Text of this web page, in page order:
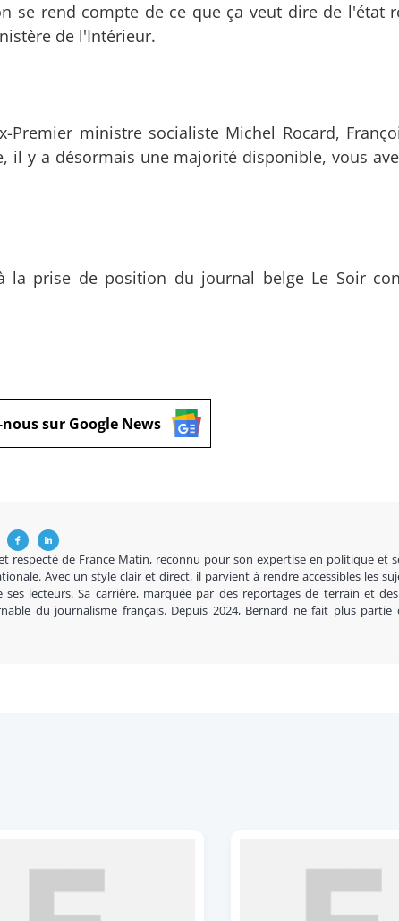
se rend compte de ce que ça veut dire de l'état
de l'Intérieur.
Premier ministre socialiste Michel Rocard,
il y a désormais une majorité disponible, vous
la prise de position du journal belge Le Soir
sur Google News
respecté de France Matin, reconnu pour son expertise en politique et
Avec un style clair et direct, il parvient à rendre accessibles les
lecteurs. Sa carrière, marquée par des reportages de terrain et
du journalisme français. Depuis 2024, Bernard ne fait plus partie